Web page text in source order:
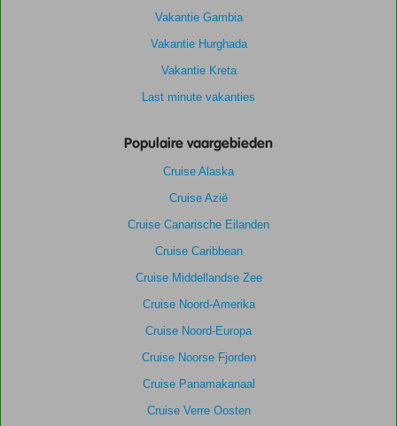
Vakantie Gambia
Vakantie Hurghada
Vakantie Kreta
Last minute vakanties
Populaire vaargebieden
Cruise Alaska
Cruise Azië
Cruise Canarische Eilanden
Cruise Caribbean
Cruise Middellandse Zee
Cruise Noord-Amerika
Cruise Noord-Europa
Cruise Noorse Fjorden
Cruise Panamakanaal
Cruise Verre Oosten